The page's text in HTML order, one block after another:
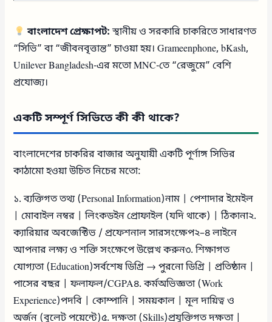
বাংলাদেশ প্রেক্ষাপট:স্থানীয় ও সরকারি চাকরিতে সাধারণত
“সিভি” বা “জীবনবৃত্তান্ত” চাওয়া হয়। Grameenphone, bKash,
Unilever Bangladesh-এর মতো MNC-তে “রেজুমে” বেশি
প্রযোজ্য।
একটি সম্পূর্ণ সিভিতে কী কী থাকে?
বাংলাদেশের চাকরির বাজার অনুযায়ী একটি পূর্ণাঙ্গ সিভির
কাঠামো হওয়া উচিত নিচের মতো:
১. ব্যক্তিগত তথ্য (Personal Information)নাম | পেশাদার ইমেইল
| মোবাইল নম্বর | লিংকডইন প্রোফাইল (যদি থাকে) | ঠিকানা২.
ক্যারিয়ার অবজেক্টিভ / প্রফেশনাল সারসংক্ষেপ২–৪ লাইনে
আপনার লক্ষ্য ও শক্তি সংক্ষেপে উল্লেখ করুন৩. শিক্ষাগত
যোগ্যতা (Education)সর্বশেষ ডিগ্রি → পুরনো ডিগ্রি | প্রতিষ্ঠান |
পাসের বছর | ফলাফল/CGPA৪. কর্মঅভিজ্ঞতা (Work
Experience)পদবি | কোম্পানি | সময়কাল | মূল দায়িত্ব ও
অর্জন (বুলেট পয়েন্টে)৫. দক্ষতা (Skills)প্রযুক্তিগত দক্ষতা |